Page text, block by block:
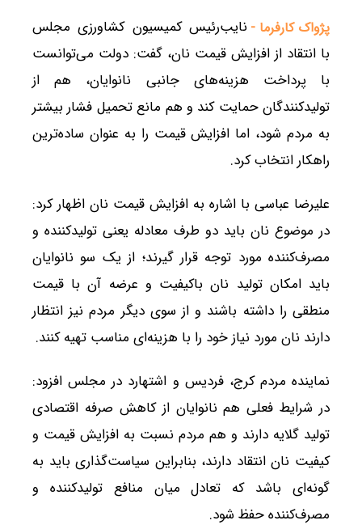
پژواک کارفرما - نایب‌رئیس کمیسیون کشاورزی مجلس
با انتقاد از افزایش قیمت نان، گفت: دولت می‌توانست
با پرداخت هزینه‌های جانبی نانوایان، هم از
تولیدکنندگان حمایت کند و هم مانع تحمیل فشار بیشتر
به مردم شود، اما افزایش قیمت را به عنوان ساده‌ترین
راهکار انتخاب کرد.
علیرضا عباسی با اشاره به افزایش قیمت نان اظهار کرد:
در موضوع نان باید دو طرف معادله یعنی تولیدکننده و
مصرف‌کننده مورد توجه قرار گیرند؛ از یک سو نانوایان
باید امکان تولید نان باکیفیت و عرضه آن با قیمت
منطقی را داشته باشند و از سوی دیگر مردم نیز انتظار
دارند نان مورد نیاز خود را با هزینه‌ای مناسب تهیه کنند.
نماینده مردم کرج، فردیس و اشتهارد در مجلس افزود:
در شرایط فعلی هم نانوایان از کاهش صرفه اقتصادی
تولید گلایه دارند و هم مردم نسبت به افزایش قیمت و
کیفیت نان انتقاد دارند، بنابراین سیاست‌گذاری باید به
گونه‌ای باشد که تعادل میان منافع تولیدکننده و
مصرف‌کننده حفظ شود.